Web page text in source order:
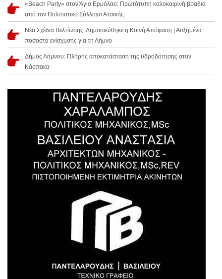
«Beach Party» στον Άγιο Ερμόλαο: Πρωτότυπη καλοκαιρινή βραδιά
από τον Πολιτιστικό Σύλλογο Ατσικής
Νέα Σχέδια Βελτίωσης: Δημοσιεύθηκε η Κοινή Απόφαση | Αυξημένα
ποσοστά ενίσχυσης για τη Λήμνο
Δήμος Λήμνου: Πλήρης αποκατάσταση της υδροδότησης στον
Κάσπακα